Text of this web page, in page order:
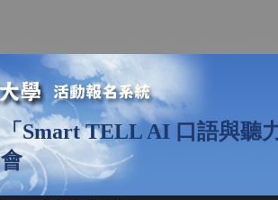
「Smart TELL AI 口語與聽
會